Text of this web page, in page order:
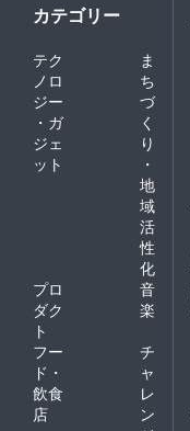
カテゴリー
テク
ノロ
ジー
・ガ
ジェ
ット
ま
ち
づ
く
り
・
地
域
活
性
化
プロ
ダク
ト
音
楽
フー
ド・
飲食
店
チ
ャ
レ
ン